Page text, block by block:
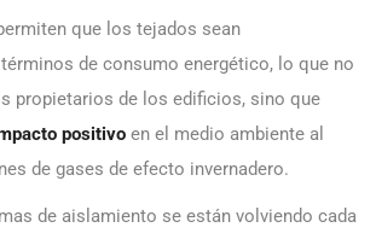
que los tejados sean
de consumo energético, lo que no
propietarios de los edificios, sino que
positivo en el medio ambiente al
de gases de efecto invernadero.
de aislamiento se están volviendo cada